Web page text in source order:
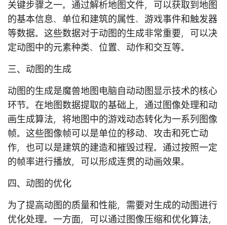
关键步骤之一。通过解析地图文件，可以获取到地图
的基本信息、单位和建筑的属性、游戏事件和触发器
等数据。这些数据对于动图的生成非常重要，可以决
定动图中的元素种类、位置、动作和交互等。
三、动图的生成
动图的生成是魔兽地图电脑自动动图显示技术的核心
环节。在地图数据提取的基础上，通过图像处理和动
画生成算法，将地图中的游戏动态转化为一系列图像
帧。这些图像帧可以是单位的移动、攻击和死亡动
作，也可以是建筑的建造和摧毁过程。通过按照一定
的帧率进行播放，可以形成连贯的动画效果。
四、动图的优化
为了提高动图的质量和性能，需要对生成的动图进行
优化处理。一方面，可以通过图像压缩和优化算法，